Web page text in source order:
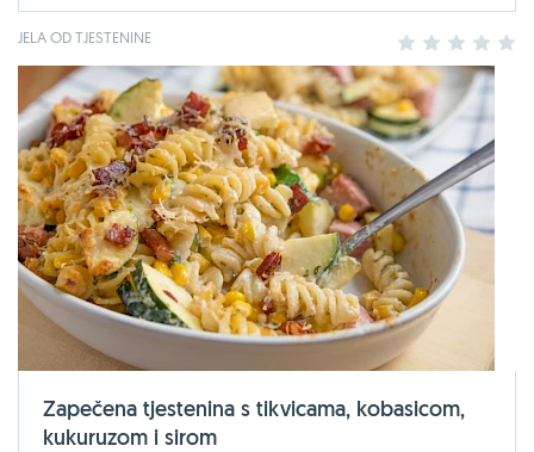
JELA OD TJESTENINE 2 3 4
Zapečena tjestenina s tikvicama, kobasicom,
kukuruzom i sirom